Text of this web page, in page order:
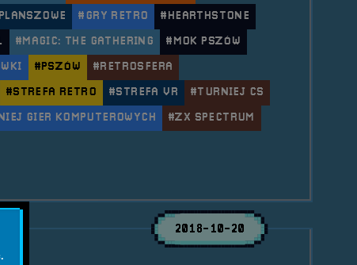
Opolu
#GRY RETRO #HEARTHSTONE
#MAGIC: THE GATHERING #MOK PSZÓW
#PSZÓW #RETROSFERA
#STREFA RETRO #STREFA VR #TURNIEJ CS
GIER KOMPUTEROWYCH #ZX SPECTRUM
2019.04.27 Mobilna RetroSfera Pszów Game Fest 2
2018-10-20